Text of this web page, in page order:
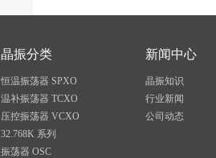
晶振分类
恒温振荡器 SPXO
温补振荡器 TCXO
压控振荡器 VCXO
32.768K 系列
振荡器 OSC
新闻中心
晶振知识
行业新闻
公司动态